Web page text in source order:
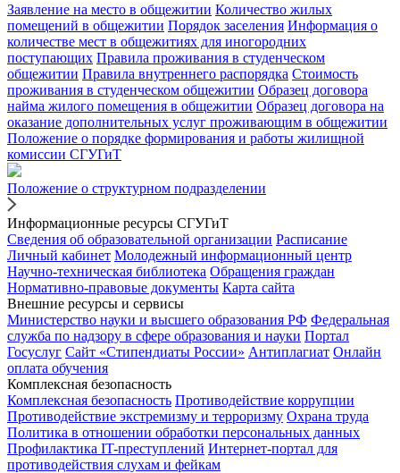
Заявление на место в общежитии Количество жилых
помещений в общежитии Порядок заселения Информация о
количестве мест в общежитиях для иногородних
поступающих Правила проживания в студенческом
общежитии Правила внутреннего распорядка Стоимость
проживания в студенческом общежитии Образец договора
найма жилого помещения в общежитии Образец договора на
оказание дополнительных услуг проживающим в общежитии
Положение о порядке формирования и работы жилищной
комиссии СГУГиТ
Положение о структурном подразделении
Информационные ресурсы СГУГиТ
Сведения об образовательной организации Расписание
Личный кабинет Молодежный информационный центр
Научно-техническая библиотека Обращения граждан
Нормативно-правовые документы Карта сайта
Внешние ресурсы и сервисы
Министерство науки и высшего образования РФ Федеральная
служба по надзору в сфере образования и науки Портал
Госуслуг Сайт «Стипендиаты России» Антиплагиат Онлайн
оплата обучения
Комплексная безопасность
Комплексная безопасность Противодействие коррупции
Противодействие экстремизму и терроризму Охрана труда
Политика в отношении обработки персональных данных
Профилактика IT-преступлений Интернет-портал для
противодействия слухам и фейкам